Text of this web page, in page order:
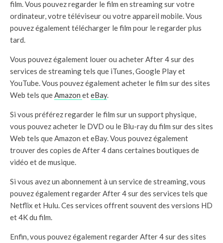
film. Vous pouvez regarder le film en streaming sur votre
ordinateur, votre téléviseur ou votre appareil mobile. Vous
pouvez également télécharger le film pour le regarder plus
tard.
Vous pouvez également louer ou acheter After 4 sur des
services de streaming tels que iTunes, Google Play et
YouTube. Vous pouvez également acheter le film sur des sites
Web tels queAmazon eteBay.
Si vous préférez regarder le film sur un support physique,
vous pouvez acheter le DVD ou le Blu-ray du film sur des sites
Web tels que Amazon et eBay. Vous pouvez également
trouver des copies de After 4 dans certaines boutiques de
vidéo et de musique.
Si vous avez un abonnement à un service de streaming, vous
pouvez également regarder After 4 sur des services tels que
Netflix et Hulu. Ces services offrent souvent des versions HD
et 4K du film.
Enfin, vous pouvez également regarder After 4 sur des sites